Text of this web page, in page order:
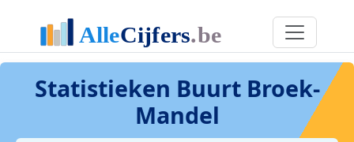
Statistieken Buurt Broek-
Mandel